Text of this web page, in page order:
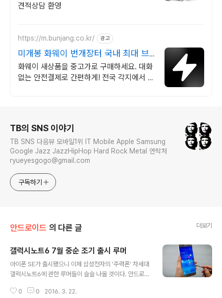
견적상담 환영
https://m.bunjang.co.kr/ 광고
미개봉 화웨이 번개장터 국내 최대 브
랜드 중고거래
화웨이 새상품을 중고가로 구매하세요. 대화
없는 안전결제로 간편하게! 전국 각지에서 올
TB의 SNS 이야기
TB SNS 다음뷰 모바일1위 IT Mobile Apple Samsung
Google Jazz JazzHipHop Hard Rock Metal 연락처
ryueyesgogo@gmail.com
구독하기
안드로이드 의 다른 글 더보기
갤럭시노트6 7월 중순 조기 출시 루머
아이폰 SE가 출시됐으니 이제 삼성전자의 '주력폰' 차세대
갤럭시노트6에 관한 루머들이 슬슬 나올 것이다. 안드로이
고, 애플에서 신제품을 발표하면 안드로이드 OEMs 기기
0 0 2016. 3. 22.